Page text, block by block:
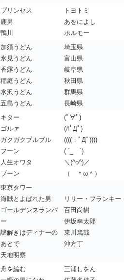
プリンセス
鹿男
鴨川
トヨトミ
あをによし
ホルモー
加須うどん
氷見うどん
香露うどん
稲庭うどん
水沢うどん
五島うどん
埼玉県
富山県
岐阜県
秋田県
群馬県
長崎県
キター
ゴルァ
ガクガクブルブル
フーン
人生オワタ
ブーン
(ﾟ∀ﾟ)
(#ﾟДﾟ)
((((；ﾟДﾟ))))
( ´_ゝ`)
＼(^o^)／
（ ＾ω＾）
東京タワー
海賊とよばれた男
ゴールデンスランバ
ー
謎解きはディナーの
あとで
天地明察
リリー・フランキー
百田尚樹
伊坂幸太郎
東川篤哉
沖方丁
舟を編む
三浦しをん